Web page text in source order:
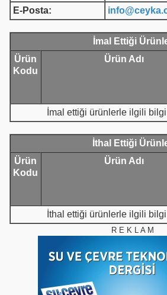
E-Posta:
İmal Ettiği
Ürün
Kodu
Ürün Adı
İmal ettiği ürünlerle ilgili
İthal Ettiği
Ürün
Kodu
Ürün Adı
İthal ettiği ürünlerle ilgili
R E K L A M